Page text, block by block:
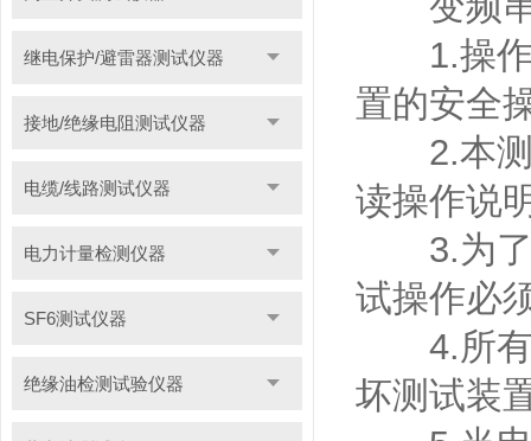
继电保护/避雷器测试仪器
接地/绝缘电阻测试仪器
电缆/线路测试仪器
电力计量检测仪器
SF6测试仪器
绝缘油检测试验仪器
1.操作
置的安全
2.本测
读操作说
3.为了
试操作必
4.所有
坏测试装